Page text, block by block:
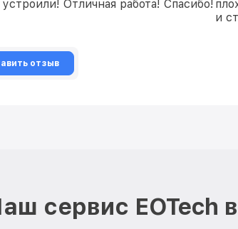
Отличная работа! Спасибо!
и
отзыв
сервис EOTech